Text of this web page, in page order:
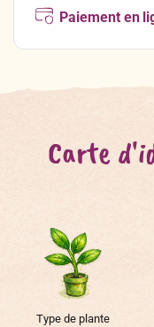
Paiement en
Carte
Type de plante